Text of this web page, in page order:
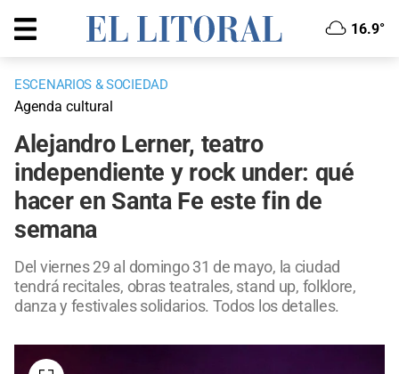
16.9°
ESCENARIOS & SOCIEDAD
Agenda cultural
Alejandro Lerner, teatro
independiente y rock under: qué
hacer en Santa Fe este fin de
semana
Del viernes 29 al domingo 31 de mayo, la ciudad
tendrá recitales, obras teatrales, stand up, folklore,
danza y festivales solidarios. Todos los detalles.